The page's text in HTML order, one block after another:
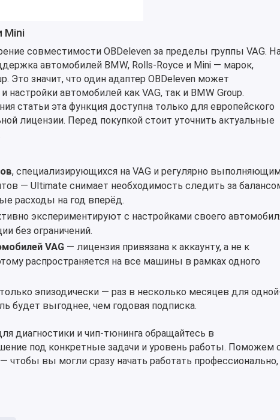
Mini
совместимости OBDeleven за пределы группы VAG.
автомобилей BMW, Rolls-Royce и Mini — марок,
Это значит, что один адаптер OBDeleven может
настройки автомобилей как VAG, так и BMW Group.
статьи эта функция доступна только для европейского
лицензии. Перед покупкой стоит уточнить актуальные
, специализирующихся на VAG и регулярно
— Ultimate снимает необходимость следить за
расходы на год вперёд.
экспериментируют с настройками своего
без ограничений.
VAG— лицензия привязана к аккаунту, а не к
распространяется на все машины в рамках одного
эпизодически — раз в несколько месяцев для
будет выгоднее, чем годовая подписка.
диагностики и чип-тюнинга обращайтесь в
под конкретные задачи и уровень работы. Поможем
чтобы вы могли сразу начать работать профессионально,